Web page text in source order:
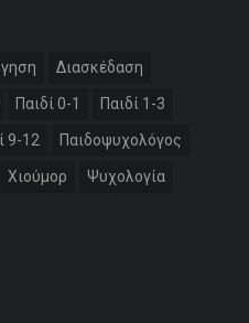
Διασκέδαση
Παιδί 0-1 Παιδί 1-3
9-12 Παιδοψυχολόγος
Χιούμορ Ψυχολογία